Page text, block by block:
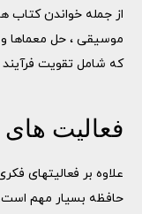
از جمله خواندن کتاب
موسیقی ، حل معماها
که شامل تقویت
فعالیت
علاوه بر فعالیتهای
حافظه بسیار مهم